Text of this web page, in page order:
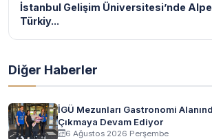
İstanbul Gelişim Üniversitesi’nde
Türkiy...
Diğer Haberler
İGÜ Mezunları Gastronomi
Çıkmaya Devam Ediyor
6 Ağustos 2026 Perşembe